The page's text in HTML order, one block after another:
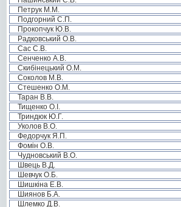
Петрук М.М.
Подгорний С.П.
Прокопчук Ю.В.
Радковський О.В.
Сас С.В.
Сенченко А.В.
Скибінецький О.М.
Соколов М.В.
Стешенко О.М.
Таран В.В.
Тищенко О.І.
Триндюк Ю.Г.
Уколов В.О.
Федорчук Я.П.
Фомін О.В.
Чудновський В.О.
Швець В.Д.
Шевчук О.Б.
Шишкіна Е.В.
Шиянов Б.А.
Шлемко Д.В.